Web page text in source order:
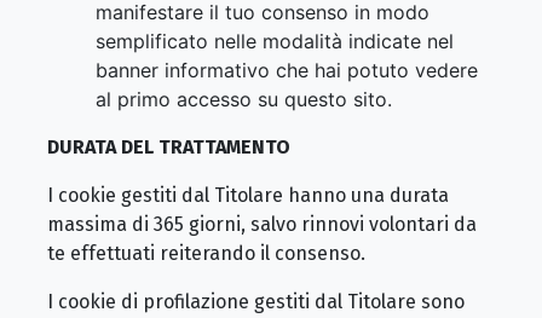
manifestare il tuo consenso in modo
semplificato nelle modalità indicate nel
banner informativo che hai potuto vedere
al primo accesso su questo sito.
DURATA DEL TRATTAMENTO
I cookie gestiti dal Titolare hanno una durata
massima di 365 giorni, salvo rinnovi volontari da
te effettuati reiterando il consenso.
I cookie di profilazione gestiti dal Titolare sono